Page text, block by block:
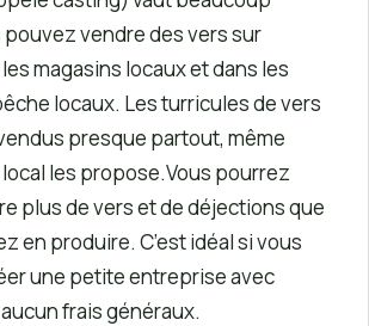
pouvez vendre des vers sur
magasins locaux et dans les
locaux. Les turricules de vers
presque partout, même
les propose.Vous pourrez
plus de vers et de déjections que
en produire. C’est idéal si vous
une petite entreprise avec
frais généraux.